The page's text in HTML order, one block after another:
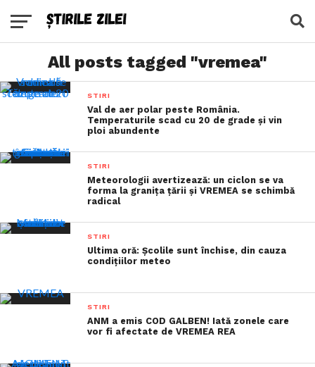
All posts tagged "vremea"
STIRI
Val de aer polar peste România.
Temperaturile scad cu 20 de grade și vin
ploi abundente
STIRI
Meteorologii avertizează: un ciclon se va
forma la granița țării și VREMEA se schimbă
radical
STIRI
Ultima oră: Școlile sunt închise, din cauza
condițiilor meteo
STIRI
ANM a emis COD GALBEN! Iată zonele care
vor fi afectate de VREMEA REA